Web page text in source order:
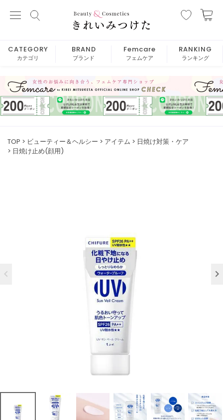
CATEGORY
カテゴリ
BRAND
ブランド
Femcare
フェムケア
RANKING
ランキング
TOP ビューティー＆ヘルシー アイテム
日焼け対策・ケア
日焼け止め(顔用)